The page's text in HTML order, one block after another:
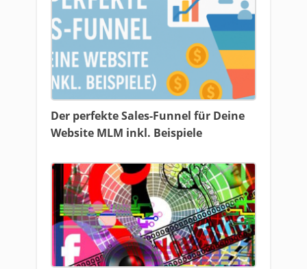
Der perfekte Sales-Funnel für Deine
Website MLM inkl. Beispiele